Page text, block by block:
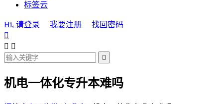
标签云
Hi, 请登录 我要注册
找回密码

 

机电一体化专升本难吗